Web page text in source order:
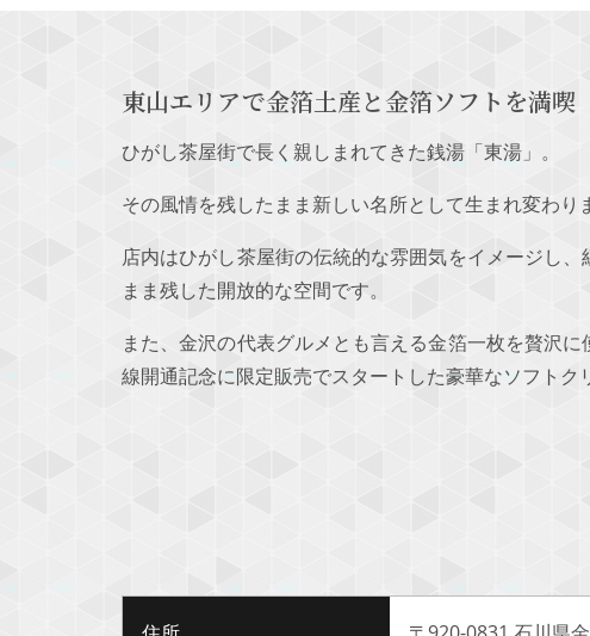
東山エリアで金箔土産と金箔ソフトを満喫
ひがし茶屋街で長く親しまれてきた銭湯「東湯」。
その風情を残したまま新しい名所として生まれ変わり
店内はひがし茶屋街の伝統的な雰囲気をイメージし
まま残した開放的な空間です。
また、金沢の代表グルメとも言える金箔一枚を贅沢
線開通記念に限定販売でスタートした豪華なソフトク